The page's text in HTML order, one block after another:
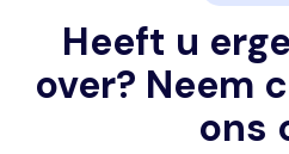
Heeft u
over? Neem
ons